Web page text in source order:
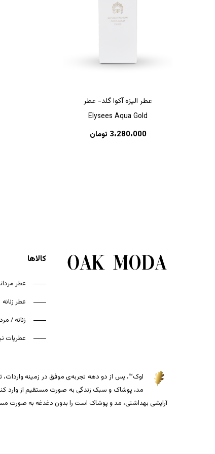
هیچ محصولی در سبد خرید نیست.
عطر الیزه آکوا گلد- عطر
Elysees Aqua Gold
3،280،000 تومان
کالاها
عطر
عطر زنانه
زنانه /
عطریات
اوک™، پس از دو دهه تجربه‌ی موفق در زمینه واردات،
مد، پوشاک و سبک زندگی به صورت مستقیم از وارد
آرایشی بهداشتی، مد و پوشاک است را بدون دغدغه به صورت